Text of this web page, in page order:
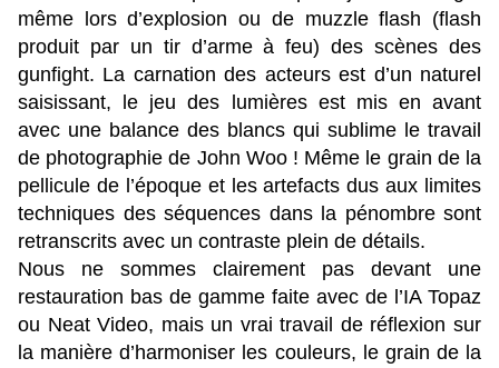
même lors d’explosion ou de muzzle flash (flash
produit par un tir d’arme à feu) des scènes des
gunfight. La carnation des acteurs est d’un naturel
saisissant, le jeu des lumières est mis en avant
avec une balance des blancs qui sublime le travail
de photographie de John Woo ! Même le grain de la
pellicule de l’époque et les artefacts dus aux limites
techniques des séquences dans la pénombre sont
retranscrits avec un contraste plein de détails.
Nous ne sommes clairement pas devant une
restauration bas de gamme faite avec de l’IA Topaz
ou Neat Video, mais un vrai travail de réflexion sur
la manière d’harmoniser les couleurs, le grain de la